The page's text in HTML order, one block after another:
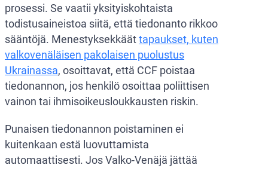
prosessi. Se vaatii yksityiskohtaista
todistusaineistoa siitä, että tiedonanto rikkoo
sääntöjä. Menestyksekkäättapaukset, kuten
valkovenäläisen pakolaisen puolustus
Ukrainassa, osoittavat, että CCF poistaa
tiedonannon, jos henkilö osoittaa poliittisen
vainon tai ihmisoikeusloukkausten riskin.
Punaisen tiedonannon poistaminen ei
kuitenkaan estä luovuttamista
automaattisesti. Jos Valko-Venäjä jättää